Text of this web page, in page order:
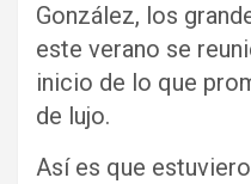
González, los
este verano se
inicio de lo que
de lujo.
Así es que